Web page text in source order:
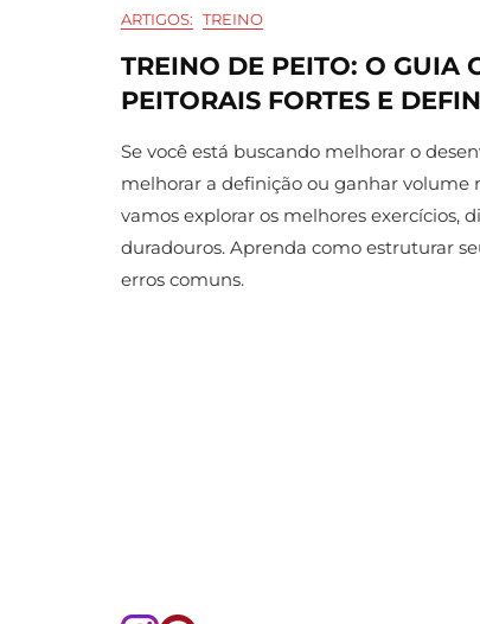
ARTIGOS: TREINO
TREINO DE PEITO: O GUIA
PEITORAIS FORTES E
Se você está buscando melhorar o
melhorar a definição ou ganhar volume
vamos explorar os melhores exercícios,
duradouros. Aprenda como estruturar
erros comuns.